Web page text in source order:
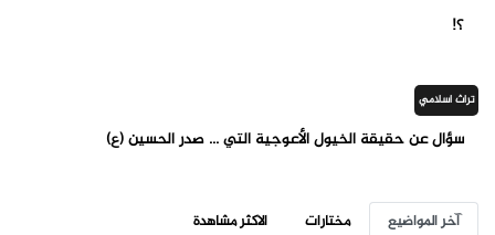
؟!
تراث اسلامي
سؤال عن حقيقة الخيول الأعوجية التي ... صدر الحسين (ع)
آخر المواضيع مختارات
الاكثر مشاهدة